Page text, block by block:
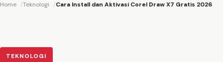
Home Teknologi Cara Install dan Aktivasi Corel Draw X7 Gratis 2026
TEKNOLOGI